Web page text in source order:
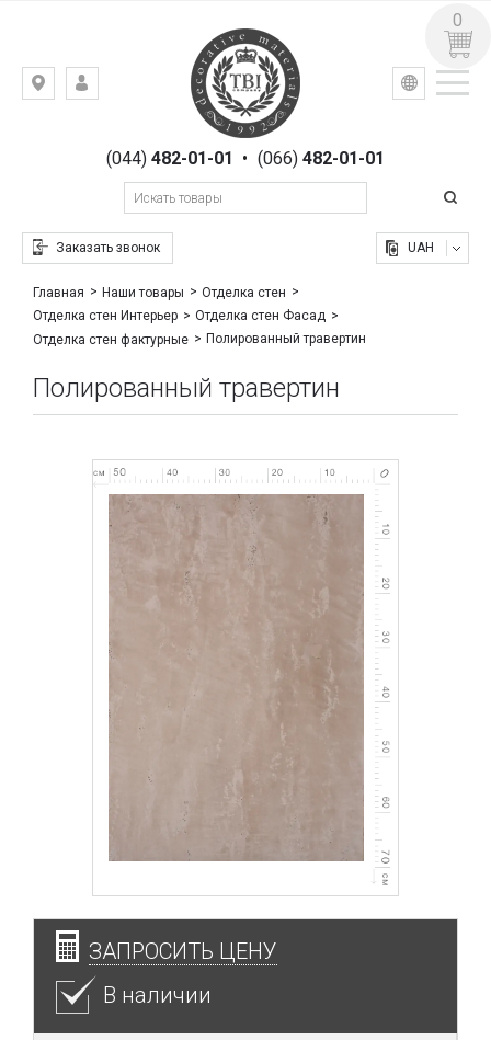
Киев,
Гоголевская,(044)482-01-01 • (066) 482-01-01
Заказать звонок
УКР РУС
UAH
0
Главная Наши товары
Отделка стен
Отделка стен Интерьер
Отделка стен Фасад
Отделка стен фактурные
Полированный травертин
Полированный травертин
ЗАПРОСИТЬ ЦЕНУ
В наличии